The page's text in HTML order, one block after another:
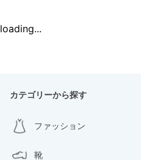
loading...
カテゴリーから探す
ファッション
靴